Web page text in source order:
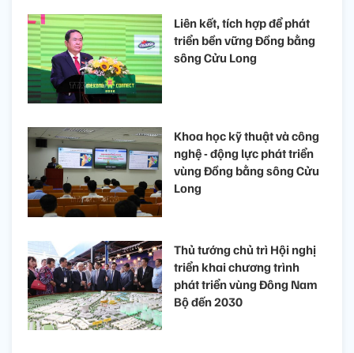
Liên kết, tích hợp để phát
triển bền vững Đồng bằng
sông Cửu Long
Khoa học kỹ thuật và công
nghệ - động lực phát triển
vùng Đồng bằng sông Cửu
Long
Thủ tướng chủ trì Hội nghị
triển khai chương trình
phát triển vùng Đông Nam
Bộ đến 2030